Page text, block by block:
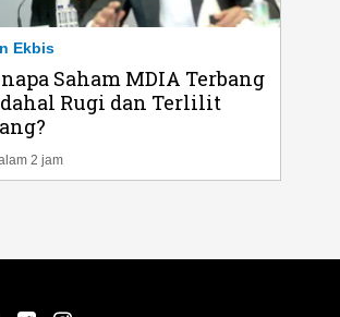
Ekbis
Saham MDIA Terbang
Rugi dan Terlilit
2 jam